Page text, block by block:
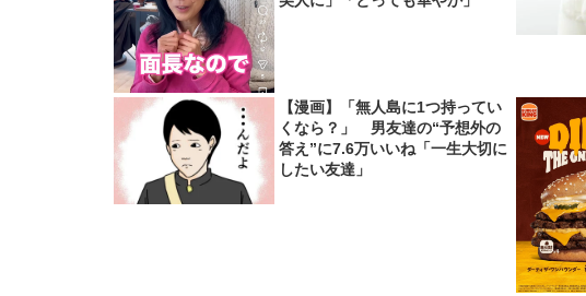
【漫画】「無人島に1つ持ってい
くなら？」 男友達の“予想外の
答え”に7.6万いいね「一生大切に
したい友達」